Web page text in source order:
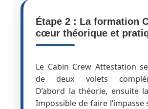
Étape 2 : La formation
cœur théorique et
Le Cabin Crew Attestation
de deux volets
D’abord la théorie, ensuite
Impossible de faire l’impasse